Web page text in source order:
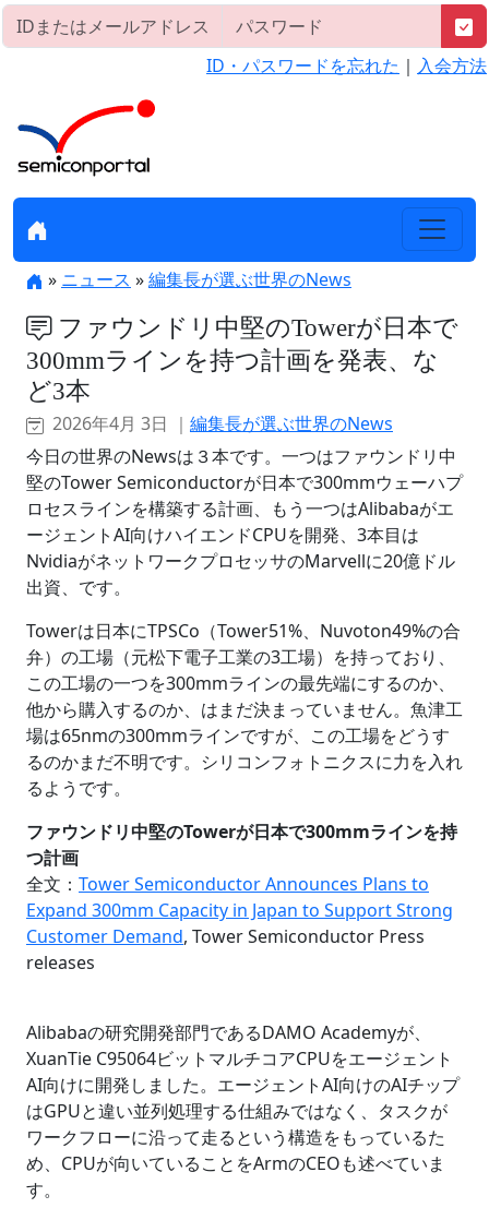
ID・パスワードを忘れた ｜ 入会方法
» ニュース »編集長が選ぶ世界のNews
ファウンドリ中堅のTowerが日本で
300mmラインを持つ計画を発表、な
ど3本
2026年4月 3日 ｜ 編集長が選ぶ世界のNews
今日の世界のNewsは３本です。一つはファウンドリ中
堅のTower Semiconductorが日本で300mmウェーハプ
ロセスラインを構築する計画、もう一つはAlibabaがエ
ージェントAI向けハイエンドCPUを開発、3本目は
NvidiaがネットワークプロセッサのMarvellに20億ドル
出資、です。
Towerは日本にTPSCo（Tower51%、Nuvoton49%の合
弁）の工場（元松下電子工業の3工場）を持っており、
この工場の一つを300mmラインの最先端にするのか、
他から購入するのか、はまだ決まっていません。魚津工
場は65nmの300mmラインですが、この工場をどうす
るのかまだ不明です。シリコンフォトニクスに力を入れ
るようです。
ファウンドリ中堅のTowerが日本で300mmラインを持
つ計画
全文： Tower Semiconductor Announces Plans to
Expand 300mm Capacity in Japan to Support Strong
Customer Demand, Tower Semiconductor Press
releases
Alibabaの研究開発部門であるDAMO Academyが、
XuanTie C95064ビットマルチコアCPUをエージェント
AI向けに開発しました。エージェントAI向けのAIチップ
はGPUと違い並列処理する仕組みではなく、タスクが
ワークフローに沿って走るという構造をもっているた
め、CPUが向いていることをArmのCEOも述べていま
す。